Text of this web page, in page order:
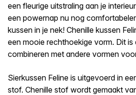
een fleurige uitstraling aan je
een powernap nu nog
kussen in je nek! Chenille kussen
een mooie rechthoekige vorm. Dit is
combineren met andere vormen
Sierkussen Feline is uitgevoerd in
stof. Chenille stof wordt gemaakt